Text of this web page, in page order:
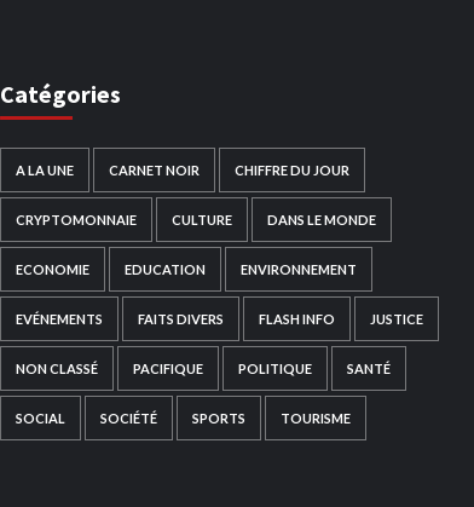
Catégories
A LA UNE CARNET NOIR CHIFFRE DU JOUR
CRYPTOMONNAIE CULTURE DANS LE MONDE
ECONOMIE EDUCATION ENVIRONNEMENT
EVÉNEMENTS FAITS DIVERS FLASH INFO JUSTICE
NON CLASSÉ PACIFIQUE POLITIQUE SANTÉ
SOCIAL SOCIÉTÉ SPORTS TOURISME